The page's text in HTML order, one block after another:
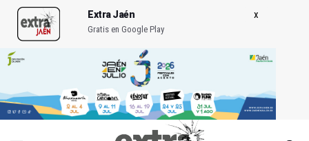
Extra Jaén
Gratis en Google Play